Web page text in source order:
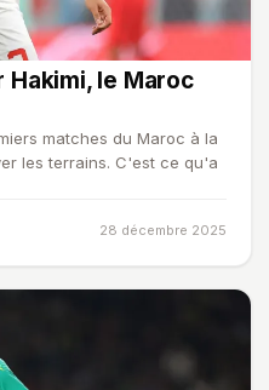
Hakimi, le Maroc
matches du Maroc à la
les terrains. C'est ce qu'a
28 décembre 2025